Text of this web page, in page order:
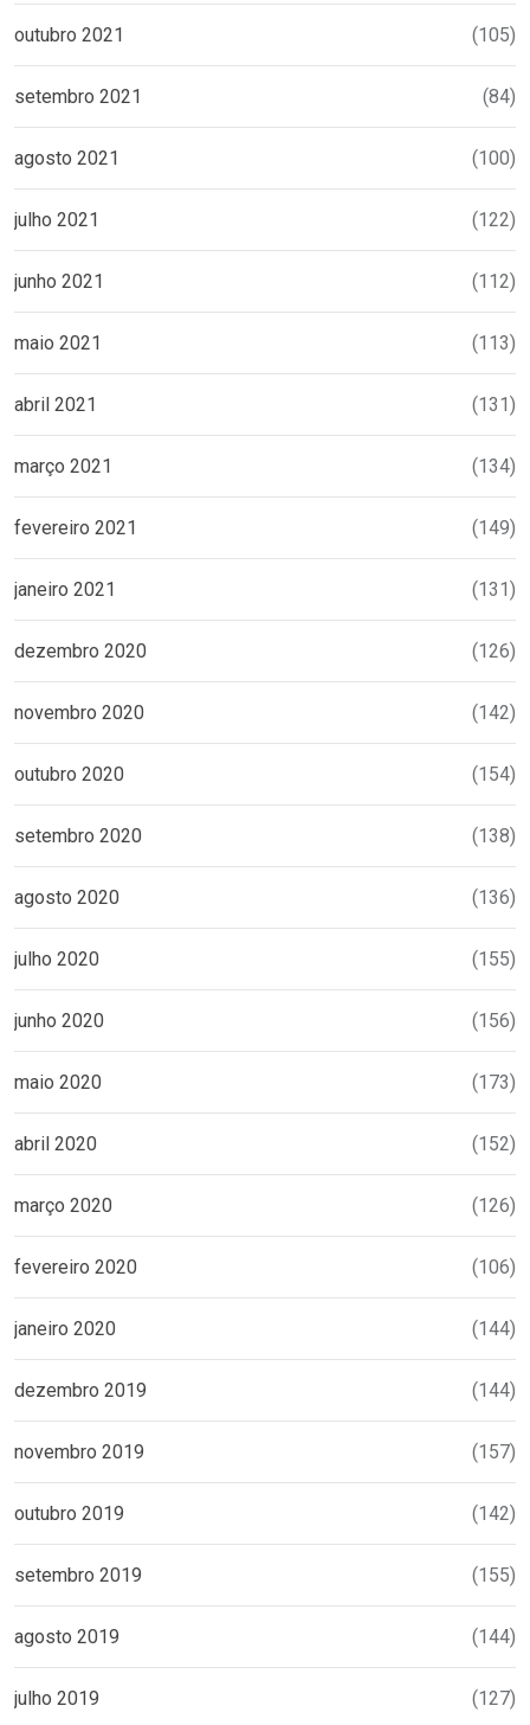
outubro 2021 (105)
setembro 2021 (84)
agosto 2021 (100)
julho 2021 (122)
junho 2021 (112)
maio 2021 (113)
abril 2021 (131)
março 2021 (134)
fevereiro 2021 (149)
janeiro 2021 (131)
dezembro 2020 (126)
novembro 2020 (142)
outubro 2020 (154)
setembro 2020 (138)
agosto 2020 (136)
julho 2020 (155)
junho 2020 (156)
maio 2020 (173)
abril 2020 (152)
março 2020 (126)
fevereiro 2020 (106)
janeiro 2020 (144)
dezembro 2019 (144)
novembro 2019 (157)
outubro 2019 (142)
setembro 2019 (155)
agosto 2019 (144)
julho 2019 (127)